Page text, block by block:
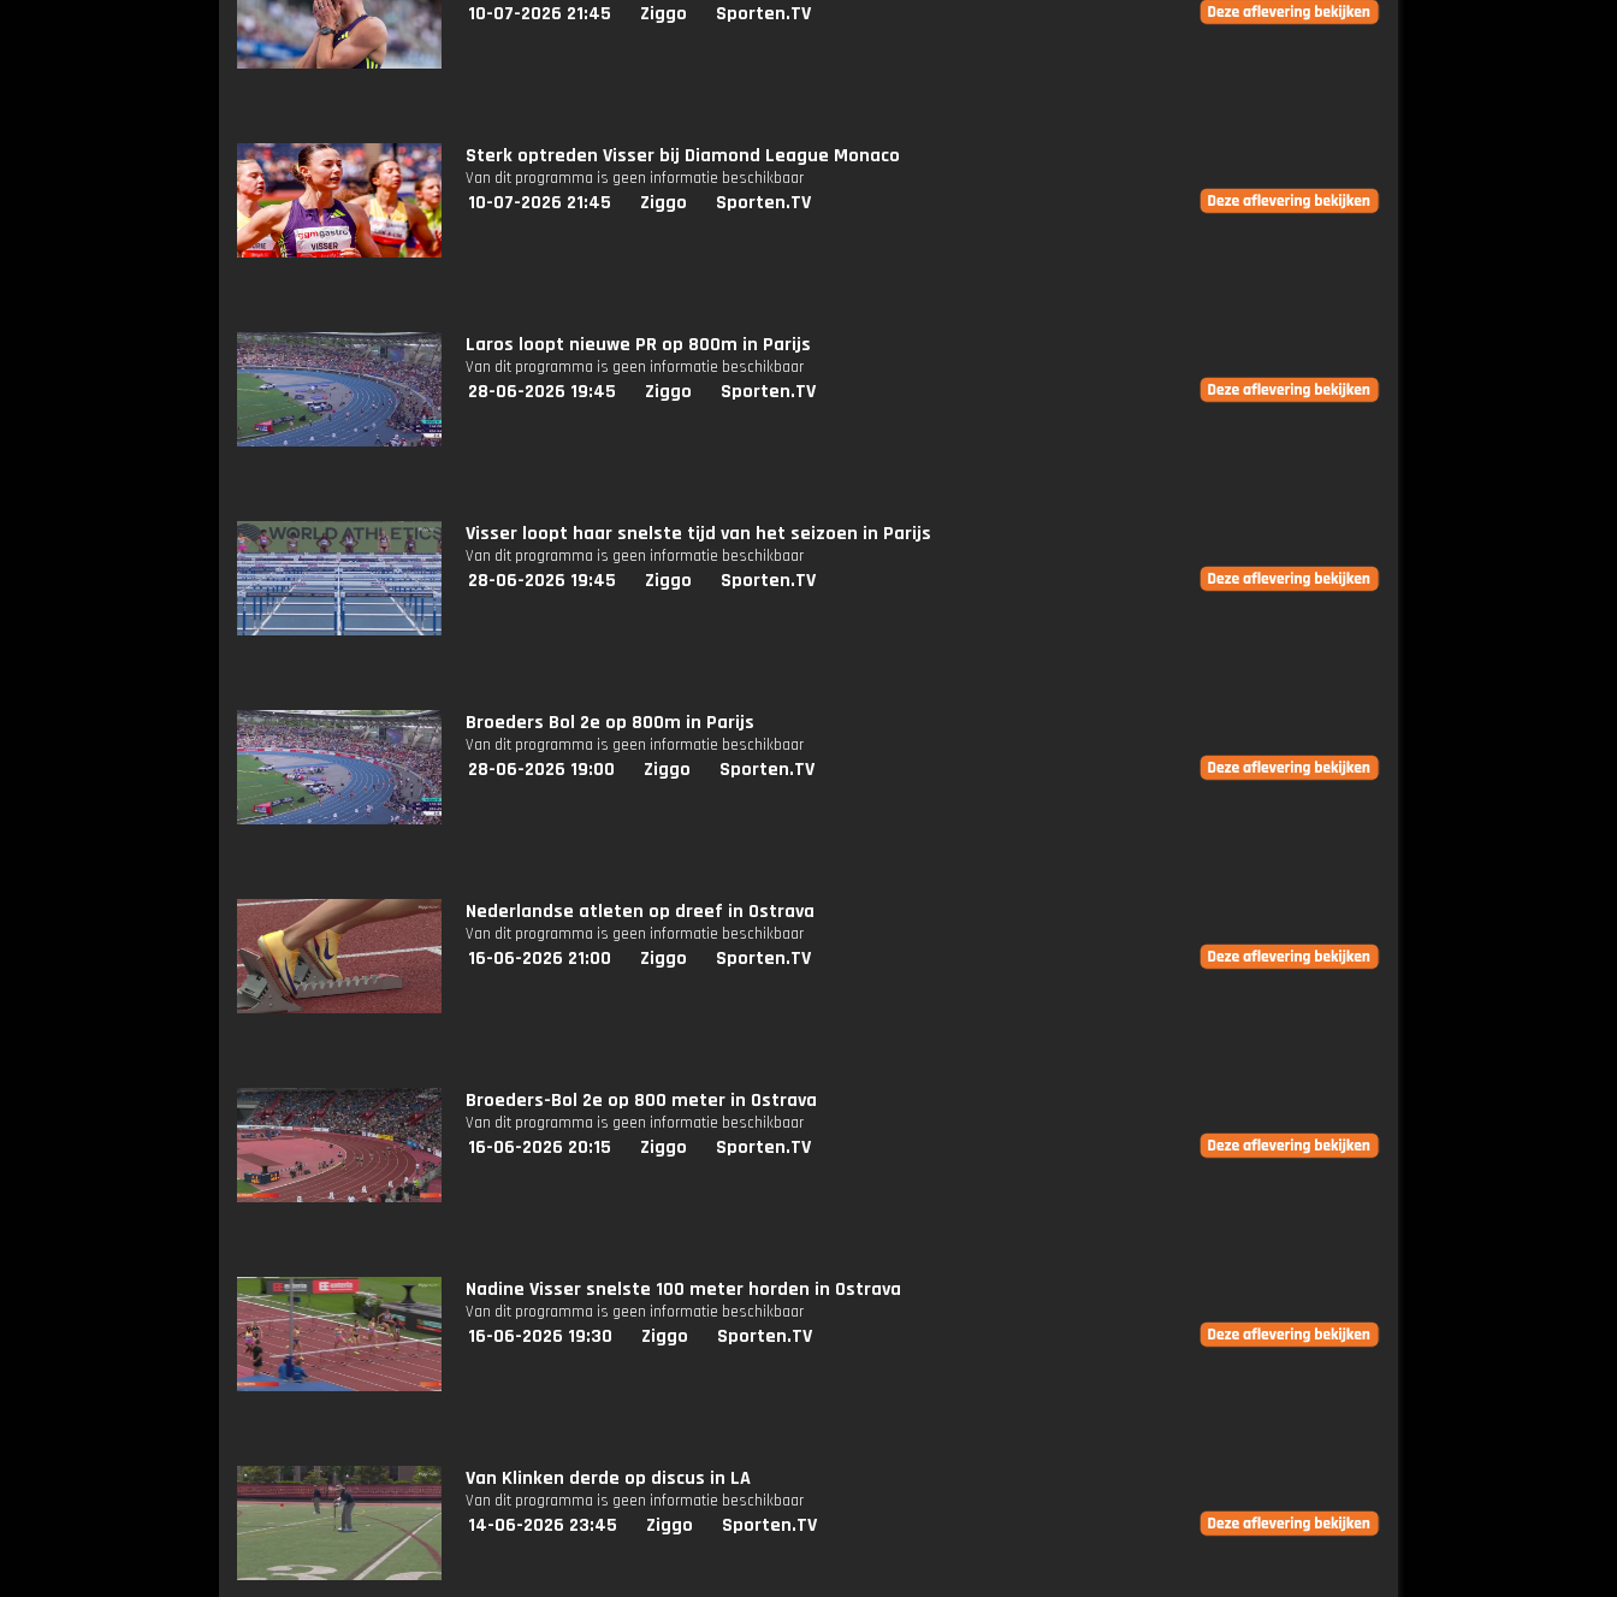
10-07-2026 21:45 Ziggo Sporten.TV
Sterk optreden Visser bij Diamond League Monaco
Van dit programma is geen informatie beschikbaar
10-07-2026 21:45 Ziggo Sporten.TV
Laros loopt nieuwe PR op 800m in Parijs
Van dit programma is geen informatie beschikbaar
28-06-2026 19:45 Ziggo Sporten.TV
Visser loopt haar snelste tijd van het seizoen in Parijs
Van dit programma is geen informatie beschikbaar
28-06-2026 19:45 Ziggo Sporten.TV
Broeders Bol 2e op 800m in Parijs
Van dit programma is geen informatie beschikbaar
28-06-2026 19:00 Ziggo Sporten.TV
Nederlandse atleten op dreef in Ostrava
Van dit programma is geen informatie beschikbaar
16-06-2026 21:00 Ziggo Sporten.TV
Broeders-Bol 2e op 800 meter in Ostrava
Van dit programma is geen informatie beschikbaar
16-06-2026 20:15 Ziggo Sporten.TV
Nadine Visser snelste 100 meter horden in Ostrava
Van dit programma is geen informatie beschikbaar
16-06-2026 19:30 Ziggo Sporten.TV
Van Klinken derde op discus in LA
Van dit programma is geen informatie beschikbaar
14-06-2026 23:45 Ziggo Sporten.TV